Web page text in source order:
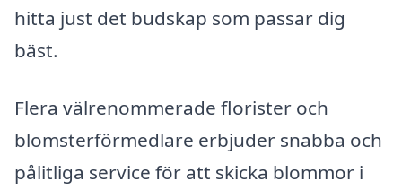
hitta just det budskap som passar dig
bäst.
Flera välrenommerade florister och
blomsterförmedlare erbjuder snabba och
pålitliga service för att skicka blommor i